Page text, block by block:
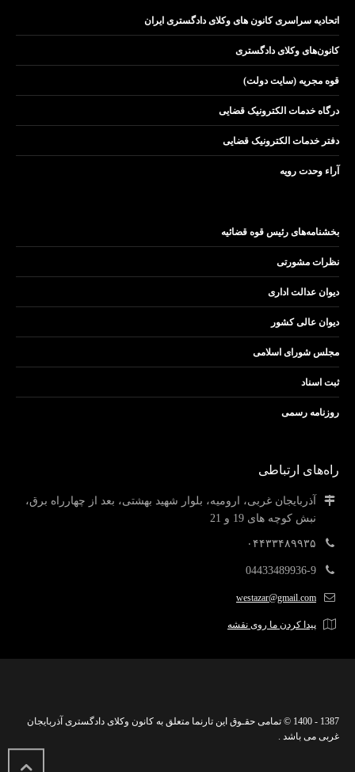
اتحادیه سراسری کانون های وکلای دادگستری ایران
کانون‌های وکلای دادگستری
قوه مجریه (سایت دولت)
درگاه خدمات الکترونیک قضایی
دفتر خدمات الکترونیک قضایی
آراء وحدت رویه
بخشنامه‌های رئیس قوه قضائیه
نظرات مشورتی
دیوان عدالت اداری
دیوان عالی کشور
مجلس شورای اسلامی
ثبت اسناد
روزنامه رسمی
راه‌های ارتباطی
آذربایجان غربی، ارومیه، بلوار شهید بهشتی، بعد از چهارراه برق،
نبش کوچه های 19 و 21
۰۴۴۳۳۴۸۹۹۳۵
04433489936-9
westazar@gmail.com
پیدا کردن ما روی نقشه
1387 - 1400 © تمامی حقـوق این تارنما متعلق به کانون وکلای دادگستری آذربایجان
غربی می باشد .